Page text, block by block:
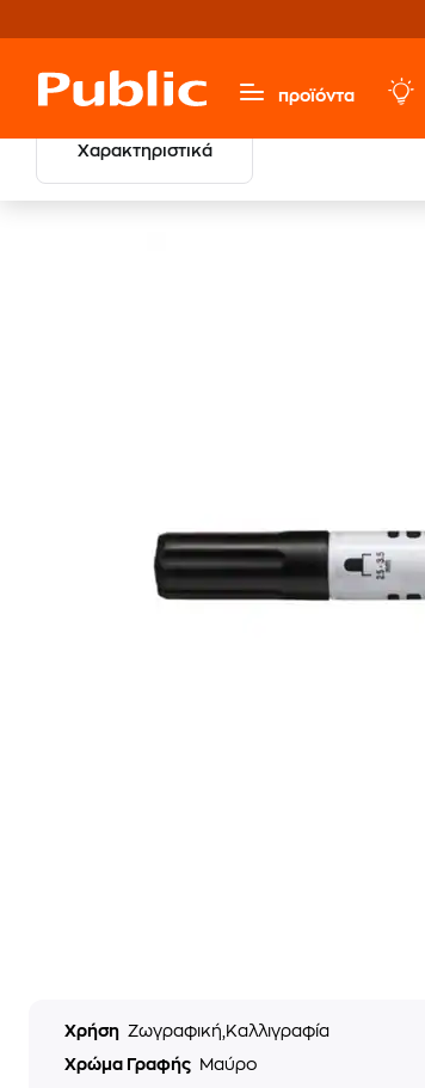
προϊόντα
Χαρακτηριστικά
Χρήση Ζωγραφική,Καλλιγραφία
Χρώμα Γραφής
Μαύρο